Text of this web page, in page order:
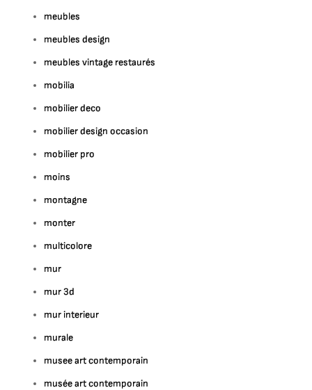
meubles
meubles design
meubles vintage restaurés
mobilia
mobilier deco
mobilier design occasion
mobilier pro
moins
montagne
monter
multicolore
mur
mur 3d
mur interieur
murale
musee art contemporain
musée art contemporain